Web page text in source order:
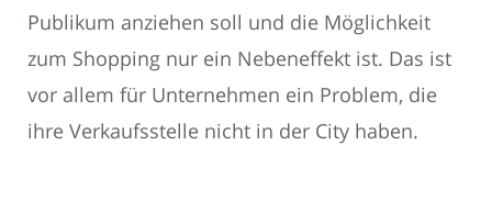
Publikum anziehen soll und die Möglichkeit
zum Shopping nur ein Nebeneffekt ist. Das ist
vor allem für Unternehmen ein Problem, die
ihre Verkaufsstelle nicht in der City haben.